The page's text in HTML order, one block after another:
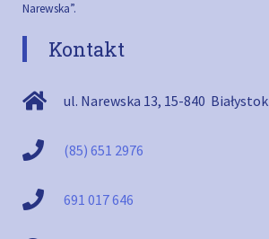
Narewska”.
Kontakt
ul. Narewska 13, 15-840 Białystok
(85) 651 2976
691 017 646